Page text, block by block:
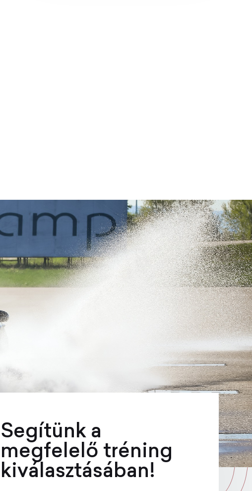
Segítünk a
megfelelő tréning
kiválasztásában!